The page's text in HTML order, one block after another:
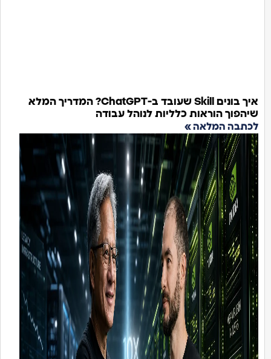
איך בונים Skill שעובד ב-ChatGPT? המדריך המלא
הוראות כלליות לנוהל עבודה
המלאה »